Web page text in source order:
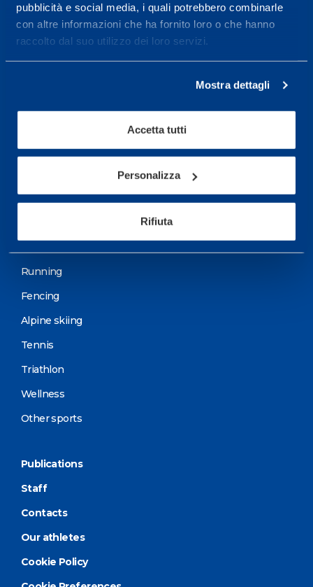
pubblicità e social media, i quali potrebbero combinarle
con altre informazioni che ha fornito loro o che hanno
raccolto dal suo utilizzo dei loro servizi.
Mostra dettagli
Accetta tutti
Personalizza
Rifiuta
Services
Sport
Cycling and MTB
Running
Fencing
Alpine skiing
Tennis
Triathlon
Wellness
Other sports
Publications
Staff
Contacts
Our athletes
Cookie Policy